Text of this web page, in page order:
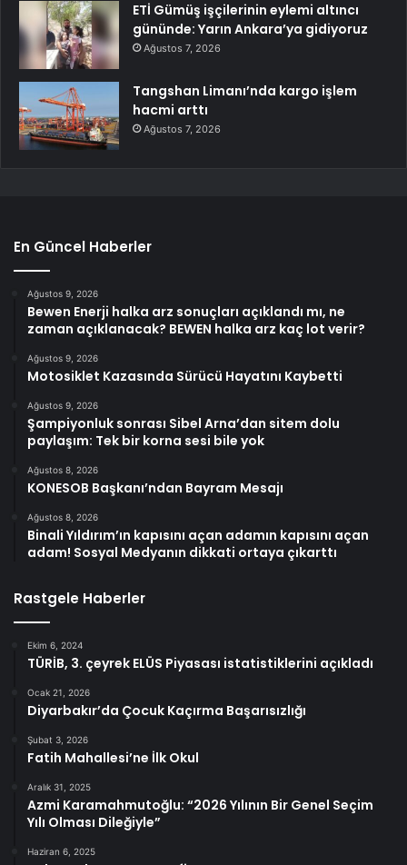
ETİ Gümüş işçilerinin eylemi altıncı
gününde: Yarın Ankara’ya gidiyoruz
Ağustos 7, 2026
Tangshan Limanı’nda kargo işlem
hacmi arttı
Ağustos 7, 2026
En Güncel Haberler
Ağustos 9, 2026
Bewen Enerji halka arz sonuçları açıklandı mı, ne
zaman açıklanacak? BEWEN halka arz kaç lot verir?
Ağustos 9, 2026
Motosiklet Kazasında Sürücü Hayatını Kaybetti
Ağustos 9, 2026
Şampiyonluk sonrası Sibel Arna’dan sitem dolu
paylaşım: Tek bir korna sesi bile yok
Ağustos 8, 2026
KONESOB Başkanı’ndan Bayram Mesajı
Ağustos 8, 2026
Binali Yıldırım’ın kapısını açan adamın kapısını açan
adam! Sosyal Medyanın dikkati ortaya çıkarttı
Rastgele Haberler
Ekim 6, 2024
TÜRİB, 3. çeyrek ELÜS Piyasası istatistiklerini açıkladı
Ocak 21, 2026
Diyarbakır’da Çocuk Kaçırma Başarısızlığı
Şubat 3, 2026
Fatih Mahallesi’ne İlk Okul
Aralık 31, 2025
Azmi Karamahmutoğlu: “2026 Yılının Bir Genel Seçim
Yılı Olması Dileğiyle”
Haziran 6, 2025